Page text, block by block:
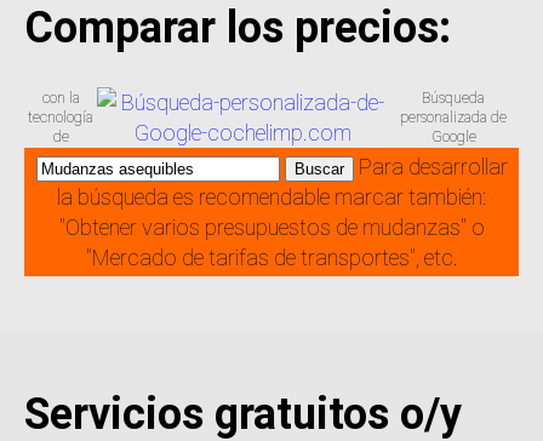
Comparar los precios:
con la
tecnología
de
Búsqueda
personalizada de
Google
Para desarrollar
la búsqueda es recomendable marcar también:
"Obtener varios presupuestos de mudanzas" o
"Mercado de tarifas de transportes", etc.
Servicios gratuitos o/y